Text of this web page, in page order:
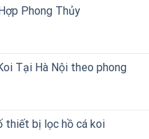
Phong Thủy
Tại Hà Nội theo phong
thiết bị lọc hồ cá koi